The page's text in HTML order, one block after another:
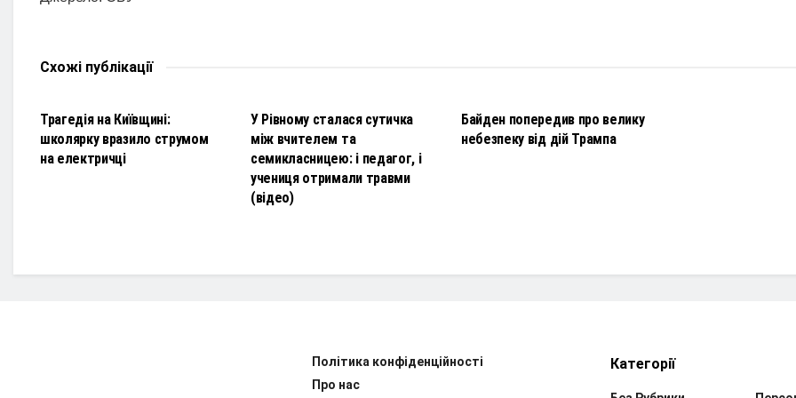
Схожі публікації
Трагедія на Київщині:
школярку вразило струмом
на електричці
У Рівному сталася сутичка
між вчителем та
семикласницею: і педагог, і
учениця отримали травми
(відео)
Байден попередив про велику
небезпеку від дій Трампа
Політика конфіденційності
Про нас
Категорії